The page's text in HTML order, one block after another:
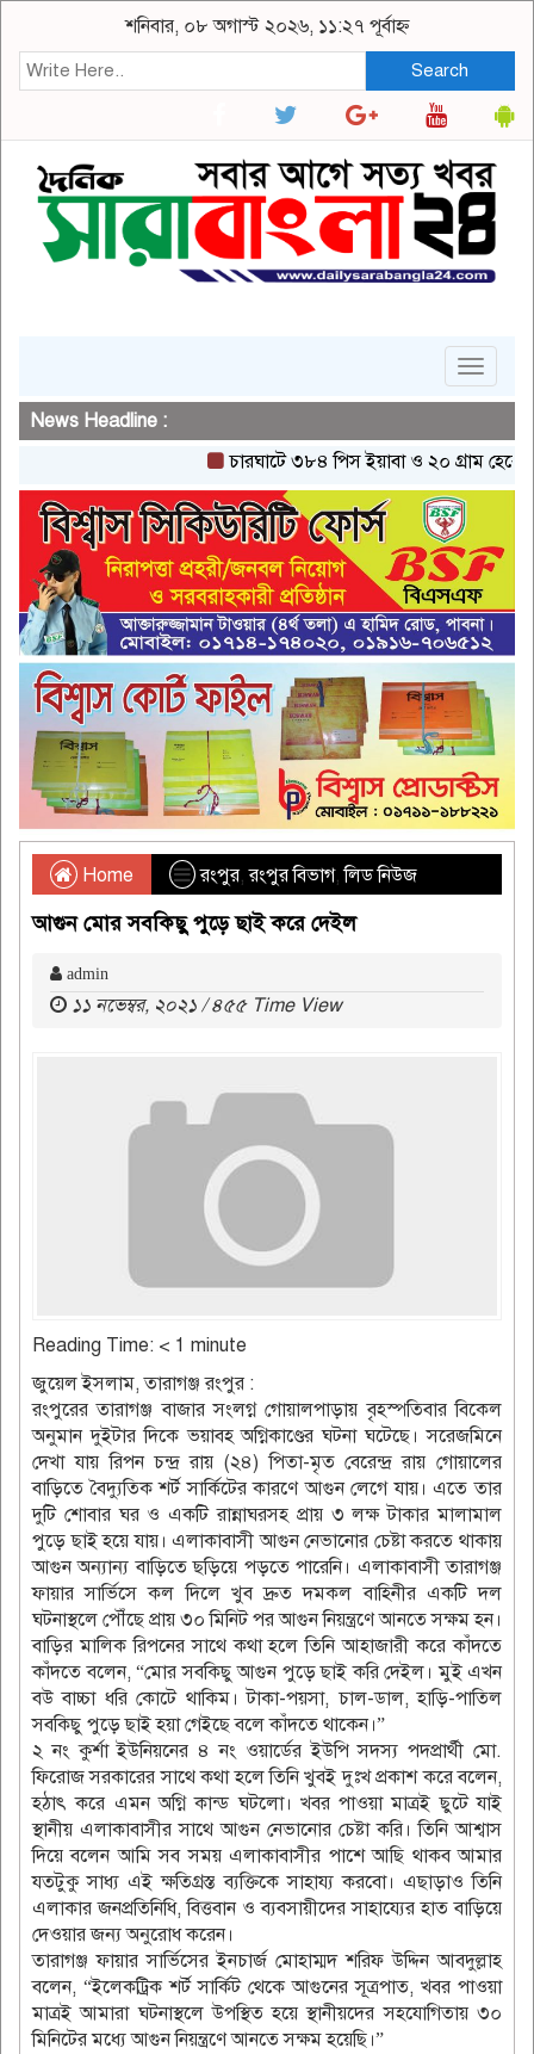
শনিবার, ০৮ অগাস্ট ২০২৬, ১১:২৭ পূর্বাহ্ন
Search
Toggle
News Headline :
চারঘাটে ৩৮৪ পিস ইয়াবা ও ২০ গ্রাম হেরোইনসহ
Home রংপুর,রংপুর বিভাগ,লিড নিউজ
আগুন মোর সবকিছু পুড়ে ছাই করে দেইল
admin
১১ নভেম্বর, ২০২১ / ৪৫৫ Time View
Reading Time: < 1 minute
জুয়েল ইসলাম, তারাগঞ্জ রংপুর :
রংপুরের তারাগঞ্জ বাজার সংলগ্ন গোয়ালপাড়ায় বৃহস্পতিবার বিকেল
অনুমান দুইটার দিকে ভয়াবহ অগ্নিকাণ্ডের ঘটনা ঘটেছে। সরেজমিনে
দেখা যায় রিপন চন্দ্র রায় (২৪) পিতা-মৃত বেরেন্দ্র রায় গোয়ালের
বাড়িতে বৈদ্যুতিক শর্ট সার্কিটের কারণে আগুন লেগে যায়। এতে তার
দুটি শোবার ঘর ও একটি রান্নাঘরসহ প্রায় ৩ লক্ষ টাকার মালামাল
পুড়ে ছাই হয়ে যায়। এলাকাবাসী আগুন নেভানোর চেষ্টা করতে থাকায়
আগুন অন্যান্য বাড়িতে ছড়িয়ে পড়তে পারেনি। এলাকাবাসী তারাগঞ্জ
ফায়ার সার্ভিসে কল দিলে খুব দ্রুত দমকল বাহিনীর একটি দল
ঘটনাস্থলে পৌঁছে প্রায় ৩০ মিনিট পর আগুন নিয়ন্ত্রণে আনতে সক্ষম হন।
বাড়ির মালিক রিপনের সাথে কথা হলে তিনি আহাজারী করে কাঁদতে
কাঁদতে বলেন, “মোর সবকিছু আগুন পুড়ে ছাই করি দেইল। মুই এখন
বউ বাচ্চা ধরি কোটে থাকিম। টাকা-পয়সা, চাল-ডাল, হাড়ি-পাতিল
সবকিছু পুড়ে ছাই হয়া গেইছে বলে কাঁদতে থাকেন।”
২ নং কুর্শা ইউনিয়নের ৪ নং ওয়ার্ডের ইউপি সদস্য পদপ্রার্থী মো.
ফিরোজ সরকারের সাথে কথা হলে তিনি খুবই দুঃখ প্রকাশ করে বলেন,
হঠাৎ করে এমন অগ্নি কান্ড ঘটলো। খবর পাওয়া মাত্রই ছুটে যাই
স্থানীয় এলাকাবাসীর সাথে আগুন নেভানোর চেষ্টা করি। তিনি আশ্বাস
দিয়ে বলেন আমি সব সময় এলাকাবাসীর পাশে আছি থাকব আমার
যতটুকু সাধ্য এই ক্ষতিগ্রস্ত ব্যক্তিকে সাহায্য করবো। এছাড়াও তিনি
এলাকার জনপ্রতিনিধি, বিত্তবান ও ব্যবসায়ীদের সাহায্যের হাত বাড়িয়ে
দেওয়ার জন্য অনুরোধ করেন।
তারাগঞ্জ ফায়ার সার্ভিসের ইনচার্জ মোহাম্মদ শরিফ উদ্দিন আবদুল্লাহ
বলেন, “ইলেকট্রিক শর্ট সার্কিট থেকে আগুনের সূত্রপাত, খবর পাওয়া
মাত্রই আমারা ঘটনাস্থলে উপস্থিত হয়ে স্থানীয়দের সহযোগিতায় ৩০
মিনিটের মধ্যে আগুন নিয়ন্ত্রণে আনতে সক্ষম হয়েছি।”